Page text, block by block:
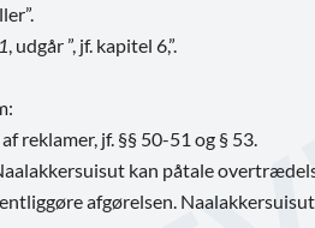
, udgår ”, jf. kapitel 6,”.
reklamer, jf. §§ 50-51 og § 53.
kan påtale
afgørelsen.